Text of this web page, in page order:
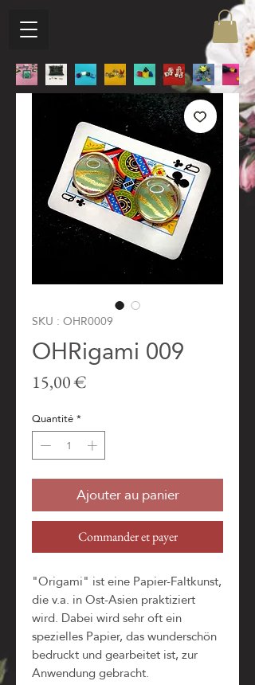
SKU : OHR0009
OHRigami 009
15,00 €
Quantité*
Ajouter au panier
Commander et payer
"Origami" ist eine Papier-Faltkunst,
die v.a. in Ost-Asien praktiziert
wird. Dabei wird sehr oft ein
spezielles Papier, das wunderschön
bedruckt und gearbeitet ist, zur
Anwendung gebracht.